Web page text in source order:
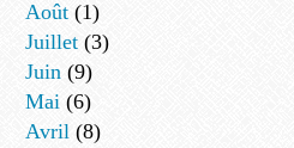
Août (1)
Juillet (3)
Juin (9)
Mai (6)
Avril (8)